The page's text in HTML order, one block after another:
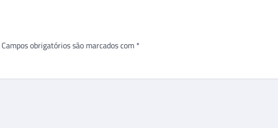
Campos obrigatórios são marcados com *